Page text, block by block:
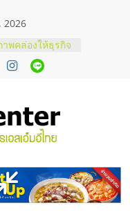
2026
นไทยที่ไหนดี?
มค่าและตอบ
บริหารสถานี
ส์ยอนนี่
สูง พร้อม
สียง